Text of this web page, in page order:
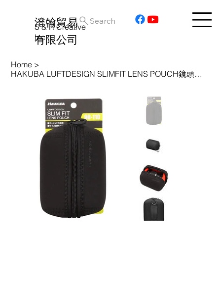
澄翰貿易
有限公司
S & R Creative
Inc.
Search
Home >
HAKUBA LUFTDESIGN SLIMFIT LENS POUCH鏡頭袋90-110